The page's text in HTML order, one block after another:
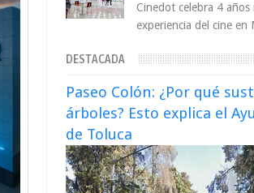
Cinedot celebra 4
experiencia del cine en
es posible reinve...
DESTACADA
Paseo Colón: ¿Por qué
árboles? Esto explica el
de Toluca